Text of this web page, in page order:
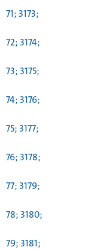
71; 3173;
72; 3174;
73; 3175;
74; 3176;
75; 3177;
76; 3178;
77; 3179;
78; 3180;
79; 3181;